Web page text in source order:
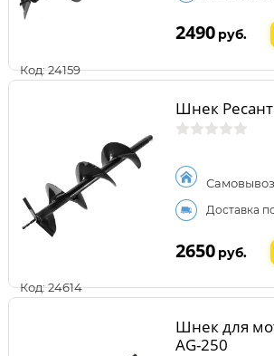
Код: 24159
2490 руб.
Код: 24614
Шнек
Доставка
2650 руб.
Шнек для
AG-250